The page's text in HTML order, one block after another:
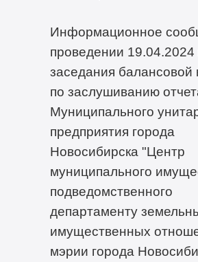
Информационное
проведении 19.04.2024
заседания балансовой
по заслушиванию
Муниципального
предприятия города
Новосибирска "Центр
муниципального
подведомственного
департаменту
имущественных
мэрии города